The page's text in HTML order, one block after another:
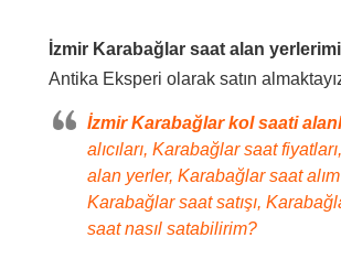
İzmir Karabağlar saat alan
Antika Eksperi olarak satın
İzmir Karabağlar kol saati
alıcıları, Karabağlar saat
alan yerler, Karabağlar saat
Karabağlar saat satışı,
saat nasıl satabilirim?